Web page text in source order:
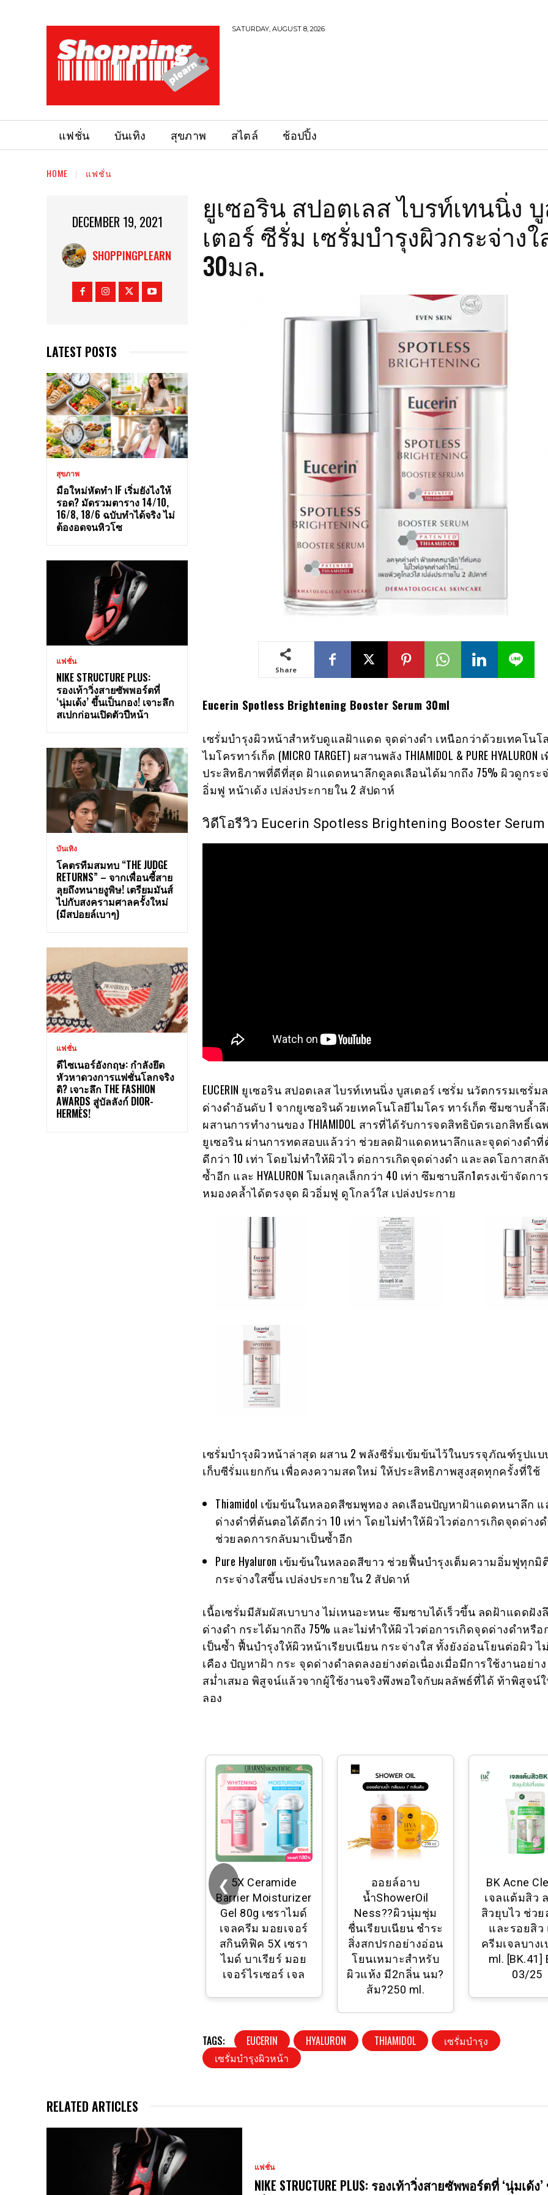
SATURDAY, AUGUST 8, 2026
แฟชั่น บันเทิง สุขภาพ สไตล์ ช้อปปิ้ง
HOME แฟชั่น
DECEMBER 19, 2021
SHOPPINGPLEARN
LATEST POSTS
สุขภาพ
มือใหม่หัดทำ IF เริ่มยังไงให้
รอด? มัดรวมตาราง 14/10,
16/8, 18/6 ฉบับทำได้จริง ไม่
ต้องอดจนหิวโซ
แฟชั่น
NIKE STRUCTURE PLUS:
รองเท้าวิ่งสายซัพพอร์ตที่
‘นุ่มเด้ง’ ขึ้นเป็นกอง! เจาะลึก
สเปกก่อนเปิดตัวปีหน้า
บันเทิง
โคตรทีมสมทบ “THE JUDGE
RETURNS” – จากเพื่อนซี้สาย
ลุยถึงทนายงูพิษ! เตรียมมันส์
ไปกับสงครามศาลครั้งใหม่
(มีสปอยล์เบาๆ)
แฟชั่น
ดีไซเนอร์อังกฤษ: กำลังยึด
หัวหาดวงการแฟชั่นโลกจริง
ดิ? เจาะลึก THE FASHION
AWARDS สู่บัลลังก์ DIOR-
HERMÈS!
ยูเซอริน สปอตเลส ไบรท์เทนนิ่ง
เตอร์ ซีรั่ม เซรั่มบำรุงผิวกระจ่างใ
30มล.
Share
Eucerin Spotless Brightening Booster Serum 30ml
เซรั่มบำรุงผิวหน้าสำหรับดูแลฝ้าแดด จุดด่างดำ เหนือกว่าด้วยเทคโนโ
ไมโครทาร์เก็ต (MICRO TARGET) ผสานพลัง THIAMIDOL & PURE HYALURON
ประสิทธิภาพที่ดีที่สุด ฝ้าแดดหนาลึกดูลดเลือนได้มากถึง 75% ผิวดูกระ
อิ่มฟู หน้าเด้ง เปล่งประกายใน 2 สัปดาห์
วิดีโอรีวิว Eucerin Spotless Brightening Booster Serum
EUCERIN ยูเซอริน สปอตเลส ไบรท์เทนนิ่ง บูสเตอร์ เซรั่ม นวัตกรรมเซรั่ม
ด่างดำอันดับ 1 จากยูเซอรินด้วยเทคโนโลยีไมโคร ทาร์เก็ต ซึมซาบล้ำ
ผสานการทำงานของ THIAMIDOL สารที่ได้รับการจดสิทธิบัตรเอกสิทธิ์เฉ
ยูเซอริน ผ่านการทดสอบแล้วว่า ช่วยลดฝ้าแดดหนาลึกและจุดด่างดำ
ดีกว่า 10 เท่า โดยไม่ทำให้ผิวไว ต่อการเกิดจุดด่างดำ และลดโอกาสก
ซ้ำอีก และ HYALURON โมเลกุลเล็กกว่า 40 เท่า ซึมซาบลึก1ตรงเข้าจัดกา
หมองคล้ำได้ตรงจุด ผิวอิ่มฟู ดูโกลว์ใส เปล่งประกาย
เซรั่มบำรุงผิวหน้าล่าสุด ผสาน 2 พลังซีรั่มเข้มข้นไว้ในบรรจุภัณฑ์รูปแ
เก็บซีรั่มแยกกัน เพื่อคงความสดใหม่ ให้ประสิทธิภาพสูงสุดทุกครั้งที่ใช้
Thiamidol เข้มข้นในหลอดสีชมพูทอง ลดเลือนปัญหาฝ้าแดดหนาลึก แ
ด่างดำที่ต้นตอได้ดีกว่า 10 เท่า โดยไม่ทำให้ผิวไวต่อการเกิดจุดด่าง
ช่วยลดการกลับมาเป็นซ้ำอีก
Pure Hyaluron เข้มข้นในหลอดสีขาว ช่วยฟื้นบำรุงเต็มความอิ่มฟูทุกมิ
กระจ่างใสขึ้น เปล่งประกายใน 2 สัปดาห์
เนื้อเซรั่มมีสัมผัสเบาบาง ไม่เหนอะหนะ ซึมซาบได้เร็วขึ้น ลดฝ้าแดดฝัง
ด่างดำ กระได้มากถึง 75% และไม่ทำให้ผิวไวต่อการเกิดจุดด่างดำหรือ
เป็นซ้ำ ฟื้นบำรุงให้ผิวหน้าเรียบเนียน กระจ่างใส ทั้งยังอ่อนโยนต่อผิว ไ
เคือง ปัญหาฝ้า กระ จุดด่างดำลดลงอย่างต่อเนื่องเมื่อมีการใช้งานอย่าง
สม่ำเสมอ พิสูจน์แล้วจากผู้ใช้งานจริงพึงพอใจกับผลลัพธ์ที่ได้ ท้าพิสูจน์
ลอง
5X Ceramide
Barrier Moisturizer
Gel 80g เซราไมด์
เจลครีม มอยเจอร์
สกินทิฟิค 5X เซรา
ไมด์ บาเรียร์ มอย
เจอร์ไรเซอร์ เจล
ออยล์อาบ
น้ำShowerOil
Ness??ผิวนุ่มชุ่ม
ชื่นเรียบเนียน ชำระ
สิ่งสกปรกอย่างอ่อน
โยนเหมาะสำหรับ
ผิวแห้ง มี2กลิ่น นม?
ส้ม?250 ml.
BK Acne
เจลแต้มสิว
สิวยุบไว ช่วย
และรอยสิว
ครีมเจลบางเ
ml. [BK.41]
03/25
❮
TAGS: EUCERIN HYALURON THIAMIDOL
เซรั่มบำรุง
เซรั่มบำรุงผิวหน้า
RELATED ARTICLES
แฟชั่น
NIKE STRUCTURE PLUS: รองเท้าวิ่งสายซัพพอร์ตที่ ‘นุ่มเด้ง